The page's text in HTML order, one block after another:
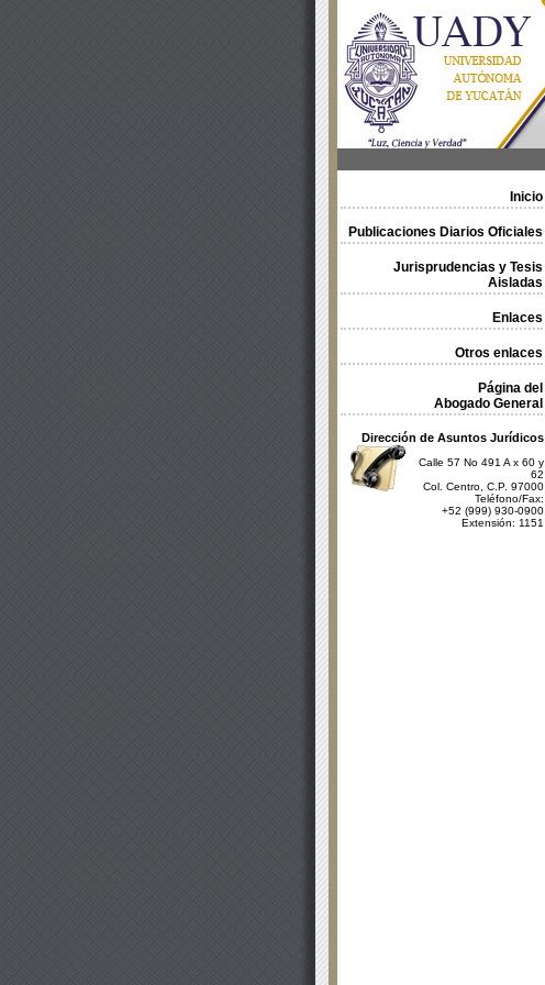
Inicio
Publicaciones Diarios Oficiales
Jurisprudencias y Tesis
Aisladas
Enlaces
Otros enlaces
Página del
Abogado General
Dirección de Asuntos Jurídicos
Calle 57 No 491 A x 60 y
62
Col. Centro, C.P. 97000
Teléfono/Fax:
+52 (999) 930-0900
Extensión: 1151